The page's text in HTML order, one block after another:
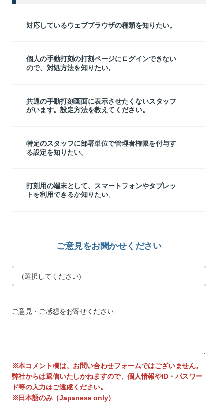
対応しているウェブブラウザの種類を知りたい。
個人の手動打刻の打刻ページにログインできない
ので、対処方法を知りたい。
共通の手動打刻画面に表示させたくないスタッフ
がいます。設定方法を教えてください。
特定のスタッフに部署単位で管理者権限を付与す
る設定を知りたい。
打刻用の端末として、スマートフォンやタブレッ
トを利用できるか知りたい。
ご意見をお聞かせください
(選択してください)
ご意見・ご感想をお寄せください
※本コメント欄は、お問い合わせフォームではございません。
弊社からは返信いたしかねますので、個人情報やID・パスワー
ド等の入力はご遠慮ください。
※日本語のみ（Japanese only）